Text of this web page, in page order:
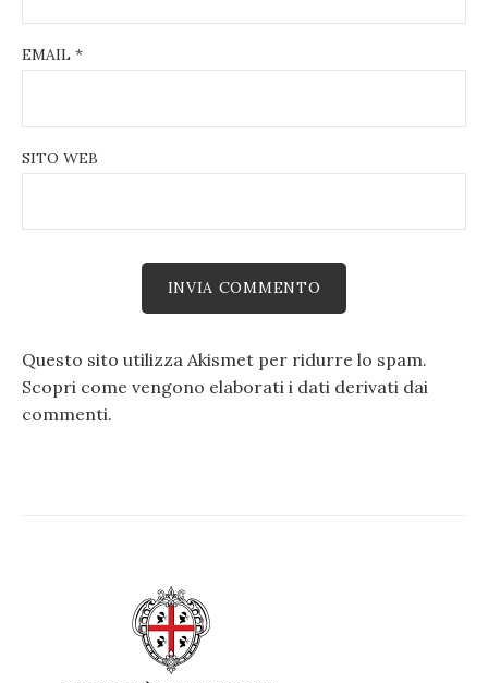
EMAIL *
SITO WEB
Questo sito utilizza Akismet per ridurre lo spam.
Scopri come vengono elaborati i dati derivati dai
commenti.